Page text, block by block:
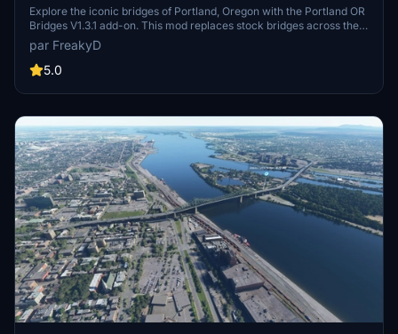
Explore the iconic bridges of Portland, Oregon with the Portland OR
Bridges V1.3.1 add-on. This mod replaces stock bridges across the
Willamette River with Google and handmade models, including
well-known landmarks like Tilikum Crossing and Steel Bridge.
Version updates include elevation adjustments, bridge additions,
Make sure to also check out the KPDX scenery for more Portland
par FreakyD
5.0